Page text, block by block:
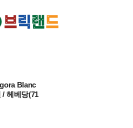
Blanc
/ 헤베당(71